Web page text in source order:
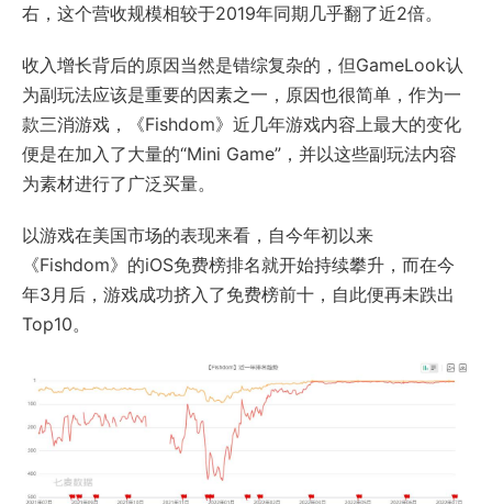
右，这个营收规模相较于2019年同期几乎翻了近2倍。
收入增长背后的原因当然是错综复杂的，但GameLook认
为副玩法应该是重要的因素之一，原因也很简单，作为一
款三消游戏，《Fishdom》近几年游戏内容上最大的变化
便是在加入了大量的“Mini Game”，并以这些副玩法内容
为素材进行了广泛买量。
以游戏在美国市场的表现来看，自今年初以来
《Fishdom》的iOS免费榜排名就开始持续攀升，而在今
年3月后，游戏成功挤入了免费榜前十，自此便再未跌出
Top10。